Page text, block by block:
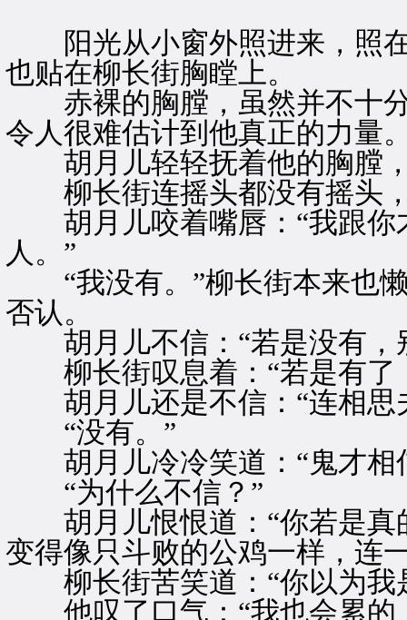
阳光从小窗外照进来，照在
也贴在柳长街胸瞠上。
赤裸的胸膛，虽然并不十分
令人很难估计到他真正的力量
胡月儿轻轻抚着他的胸膛，
柳长街连摇头都没有摇头
胡月儿咬着嘴唇：“我跟你
人。”
“我没有。”柳长街本来也懒
否认。
胡月儿不信：“若是没有，
柳长街叹息着：“若是有了
胡月儿还是不信：“连相思
“没有。”
胡月儿冷冷笑道：“鬼才相
“为什么不信？”
胡月儿恨恨道：“你若是真
变得像只斗败的公鸡一样，连
柳长街苦笑道：“你以为我
他叹了口气：“我也会累的